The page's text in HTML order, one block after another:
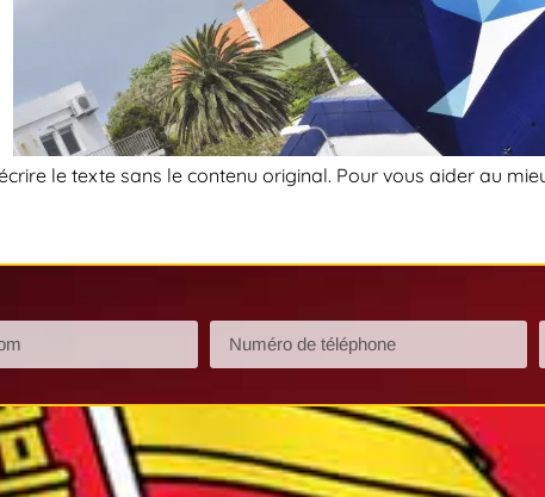
le texte sans le contenu original. Pour vous aider au